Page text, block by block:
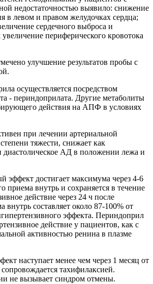
недостаточностью выявило: снижение
в левом и правом желудочках сердца;
сердечного выброса и
увеличение периферического кровотока
улучшение результатов пробы с
осуществляется посредством
- периндоприлата. Другие метаболиты
действия на АПФ в условиях
при лечении артериальной
тяжести, снижает как
диастолическое АД в положении лежа и
эффект достигает максимума через 4-6
приема внутрь и сохраняется в течение
действие через 24 ч после
внутрь составляет около 87-100% от
эффекта. Периндоприл
действие у пациентов, как с
активностью ренина в плазме
наступает менее чем через 1 месяц от
тахифилаксией.
не вызывает синдром отмены.